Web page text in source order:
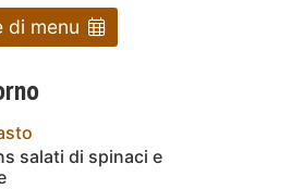
di menu
salati di spinaci e